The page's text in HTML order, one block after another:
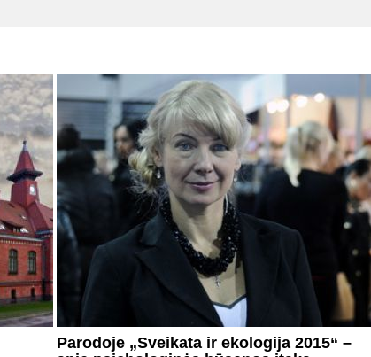
Parodoje „Sveikata ir ekologija 2015“ –